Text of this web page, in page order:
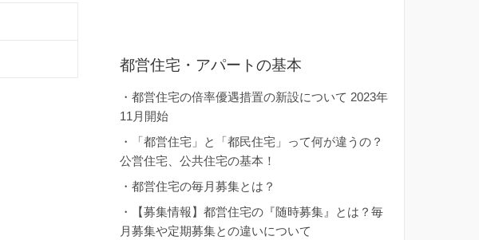
都営住宅・アパートの基本
・都営住宅の倍率優遇措置の新設について 2023年
11月開始
・
「都営住宅」と「都民住宅」って何が違うの？
公営住宅、公共住宅の基本！
・都営住宅の毎月募集とは？
・
【募集情報】都営住宅の『随時募集』とは？毎
月募集や定期募集との違いについて